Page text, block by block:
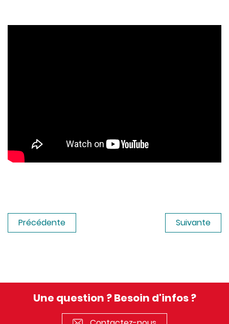
Précédente Suivante
Une question ? Besoin d'infos ?